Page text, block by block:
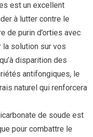
est un excellent
à lutter contre le
de purin d’orties avec
la solution sur vos
disparition des
antifongiques, le
naturel qui renforcera
de soude est
pour combattre le